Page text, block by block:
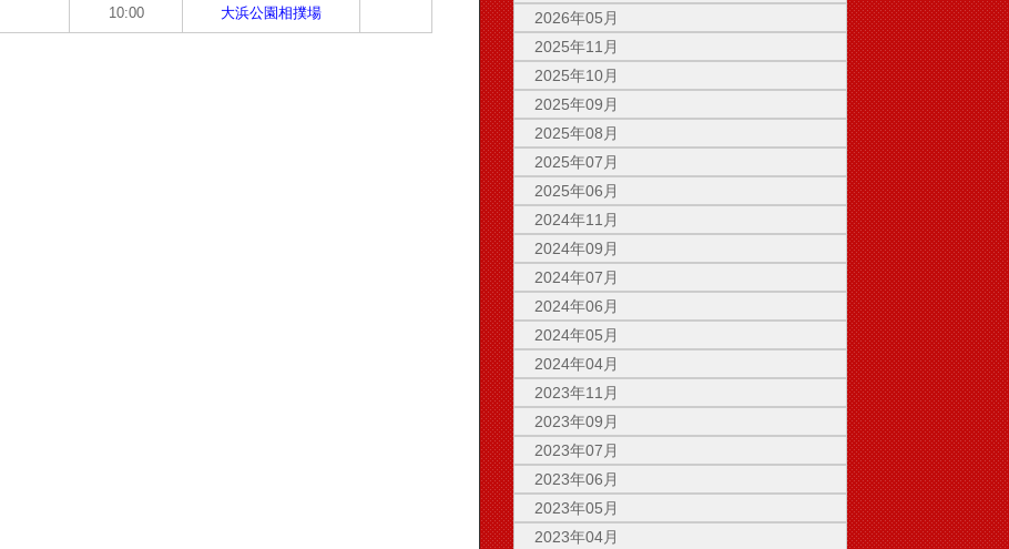
10:00 大浜公園相撲場
2026年05月
2025年11月
2025年10月
2025年09月
2025年08月
2025年07月
2025年06月
2024年11月
2024年09月
2024年07月
2024年06月
2024年05月
2024年04月
2023年11月
2023年09月
2023年07月
2023年06月
2023年05月
2023年04月